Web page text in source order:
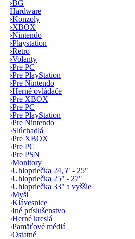
›BG
Hardware
›Konzoly
›XBOX
›Nintendo
›Playstation
›Retro
›Volanty
›Pre PC
›Pre PlayStation
›Pre Nintendo
›Herné ovládače
›Pre XBOX
›Pre PC
›Pre PlayStation
›Pre Nintendo
›Slúchadlá
›Pre XBOX
›Pre PC
›Pre PSN
›Monitory
›Uhlopriečka 24,5" - 25"
›Uhlopriečka 25" - 27"
›Uhlopriečka 33" a vyššie
›Myši
›Klávesnice
›Iné príslušenstvo
›Herné kreslá
›Pamäťové médiá
›Ostatné